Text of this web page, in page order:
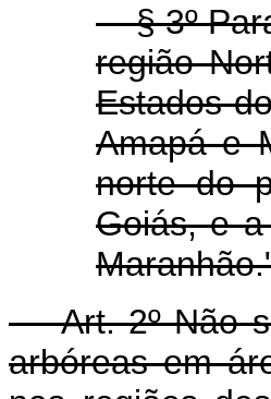
§ 3º
região
Estados
Amapá e
norte do
Goiás, e
Art. 2º Não
arbóreas em